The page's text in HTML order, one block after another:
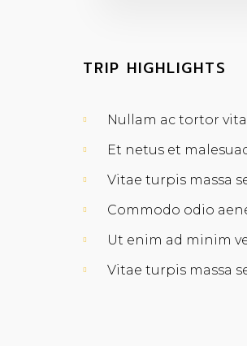
TRIP HIGHLIGHTS
Nullam ac tortor
Et netus et
Vitae turpis massa
Commodo odio
Ut enim ad minim
Vitae turpis massa